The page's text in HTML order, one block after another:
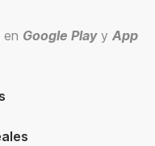
en Google Playy App